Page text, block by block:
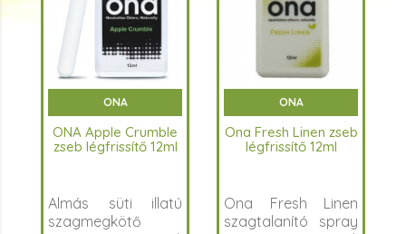
ONA
ONA Apple Crumble
zseb légfrissítő 12ml
Almás süti illatú
szagmegkötő
ONA
Ona Fresh Linen zseb
légfrissítő 12ml
Ona Fresh Linen
szagtalanító spray